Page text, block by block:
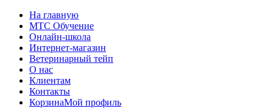
На главную
MTC Обучение
Онлайн-школа
Интернет-магазин
Ветеринарный тейп
О нас
Клиентам
Контакты
КорзинаМой профиль